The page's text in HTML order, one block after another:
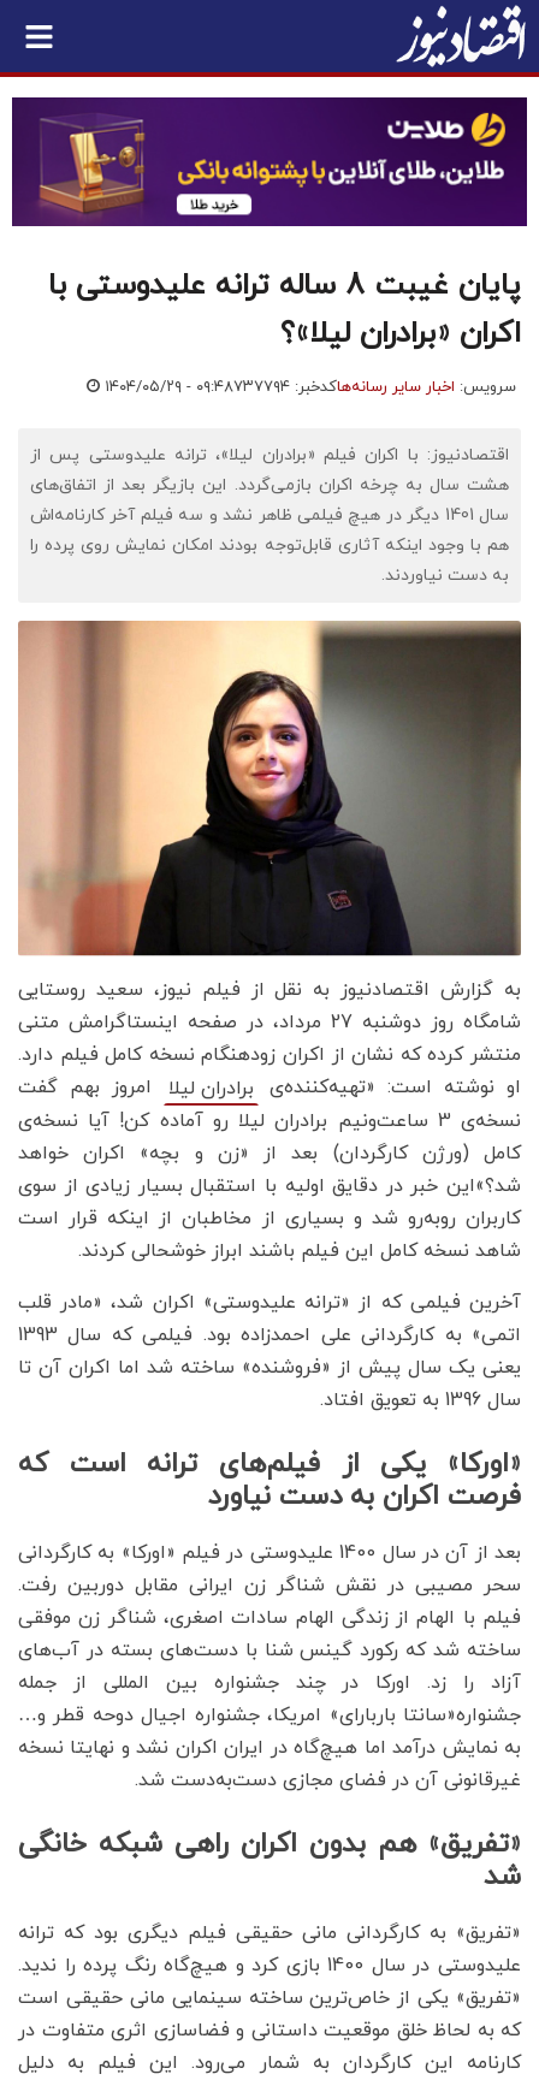
پایان غیبت 8 ساله ترانه علیدوستی با
اکران «برادران لیلا»؟
سرویس: اخبار سایر رسانه‌هاکدخبر: ۷۳۷۷۹۴ ۱۴۰۴/۰۵/۲۹ - ۰۹:۴۸
اقتصادنیوز: با اکران فیلم «برادران لیلا»، ترانه علیدوستی پس از
هشت سال به چرخه اکران بازمی‌گردد. این بازیگر بعد از اتفاق‌های
سال 1401 دیگر در هیچ فیلمی ظاهر نشد و سه فیلم آخر کارنامه‌اش
هم با وجود اینکه آثاری قابل‌توجه بودند امکان نمایش روی پرده را
به دست نیاوردند.
به گزارش اقتصادنیوز به نقل از فیلم نیوز، سعید روستایی
شامگاه روز دوشنبه 27 مرداد، در صفحه اینستاگرامش متنی
منتشر کرده که نشان از اکران زودهنگام نسخه کامل فیلم دارد.
او نوشته است: «تهیه‌کننده‌ی
برادران لیلا
امروز بهم گفت
نسخه‌ی 3 ساعت‌ونیم برادران لیلا رو آماده کن! آیا نسخه‌ی
کامل (ورژن کارگردان) بعد از «زن و بچه» اکران خواهد
شد؟»این خبر در دقایق اولیه با استقبال بسیار زیادی از سوی
کاربران روبه‌رو شد و بسیاری از مخاطبان از اینکه قرار است
شاهد نسخه کامل این فیلم باشند ابراز خوشحالی کردند.
آخرین فیلمی که از «ترانه علیدوستی» اکران شد، «مادر قلب
اتمی» به کارگردانی علی احمدزاده بود. فیلمی که سال 1393
یعنی یک سال پیش از «فروشنده» ساخته شد اما اکران آن تا
سال 1396 به تعویق افتاد.
«اورکا» یکی از فیلم‌های ترانه است که
فرصت اکران به دست نیاورد
بعد از آن در سال 1400 علیدوستی در فیلم «اورکا» به کارگردانی
سحر مصیبی در نقش شناگر زن ایرانی مقابل دوربین رفت.
فیلم با الهام از زندگی الهام سادات اصغری، شناگر زن موفقی
ساخته شد که رکورد گینس شنا با دست‌های بسته در آب‌های
آزاد را زد. اورکا در چند جشنواره بین المللی از جمله
جشنواره«سانتا باربارای» امریکا، جشنواره اجیال دوحه قطر و…
به نمایش درآمد اما هیچ‌گاه در ایران اکران نشد و نهایتا نسخه
غیرقانونی آن در فضای مجازی دست‌به‌دست شد.
«تفریق» هم بدون اکران راهی شبکه خانگی
شد
«تفریق» به کارگردانی مانی حقیقی فیلم دیگری بود که ترانه
علیدوستی در سال 1400 بازی کرد و هیچ‌گاه رنگ پرده را ندید.
«تفریق» یکی از خاص‌ترین ساخته سینمایی مانی حقیقی است
که به لحاظ خلق موقعیت داستانی و فضا‌سازی اثری متفاوت در
کارنامه این کارگردان به شمار می‌رود. این فیلم به دلیل